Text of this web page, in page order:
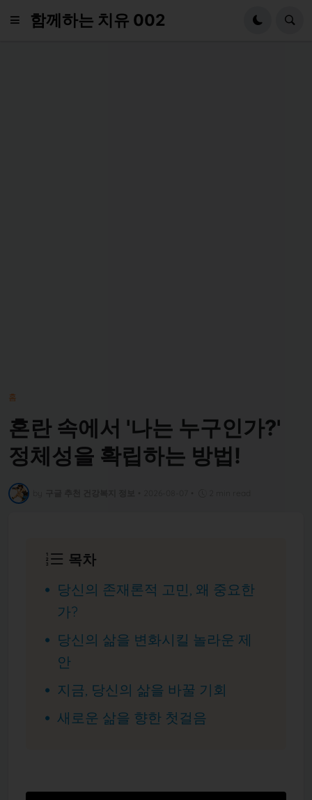
함께하는 치유 002
홈
혼란 속에서 '나는 누구인가?'
정체성을 확립하는 방법!
목차
당신의 존재론적 고민, 왜 중요한
가?
당신의 삶을 변화시킬 놀라운 제
안
지금, 당신의 삶을 바꿀 기회
새로운 삶을 향한 첫걸음